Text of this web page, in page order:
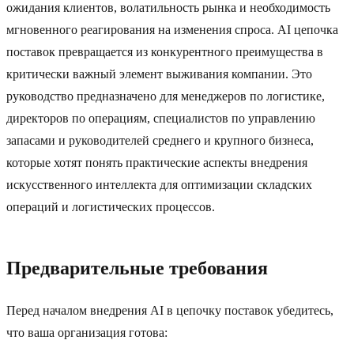
ожидания клиентов, волатильность рынка и необходимость
мгновенного реагирования на изменения спроса. AI цепочка
поставок превращается из конкурентного преимущества в
критически важный элемент выживания компании. Это
руководство предназначено для менеджеров по логистике,
директоров по операциям, специалистов по управлению
запасами и руководителей среднего и крупного бизнеса,
которые хотят понять практические аспекты внедрения
искусственного интеллекта для оптимизации складских
операций и логистических процессов.
Предварительные требования
Перед началом внедрения AI в цепочку поставок убедитесь,
что ваша организация готова: